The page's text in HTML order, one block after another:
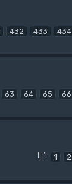
432 433 434
63 64 65 66
1 2